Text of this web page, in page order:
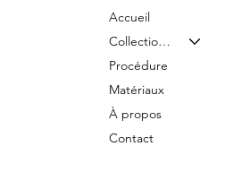
Accueil
Collection & Tarifs
Procédure
Matériaux
À propos
Contact